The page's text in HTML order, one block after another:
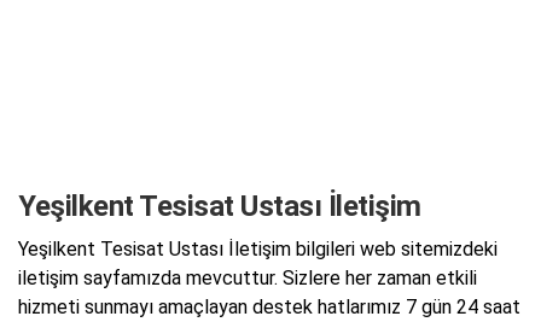
Yeşilkent Tesisat Ustası İletişim
Yeşilkent Tesisat Ustası İletişim bilgileri web sitemizdeki
iletişim sayfamızda mevcuttur. Sizlere her zaman etkili
hizmeti sunmayı amaçlayan destek hatlarımız 7 gün 24 saat